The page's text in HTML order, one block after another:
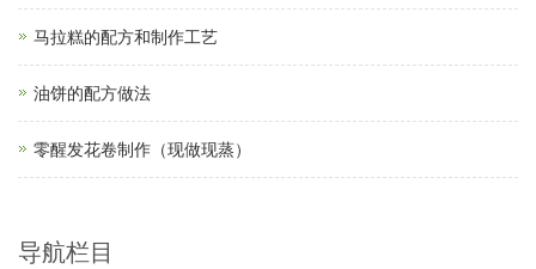
马拉糕的配方和制作工艺
油饼的配方做法
零醒发花卷制作（现做现蒸）
导航栏目